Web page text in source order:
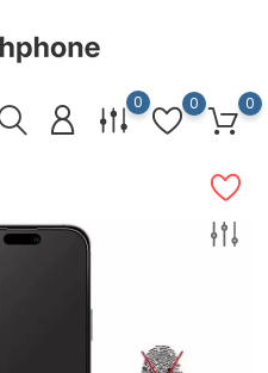
0
0
0